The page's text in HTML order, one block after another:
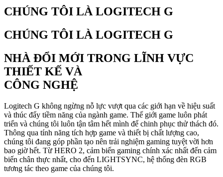
CHÚNG TÔI LÀ LOGITECH G
CHÚNG TÔI LÀ LOGITECH G
NHÀ ĐỔI MỚI TRONG LĨNH VỰC
THIẾT KẾ VÀ
CÔNG NGHỆ
Logitech G không ngừng nỗ lực vượt qua các giới hạn về hiệu suất
và thúc đẩy tiềm năng của ngành game. Thế giới game luôn phát
triển và chúng tôi luôn tận tâm hết mình để chinh phục thử thách đó.
Thông qua tính năng tích hợp game và thiết bị chất lượng cao,
chúng tôi đang góp phần tạo nên trải nghiệm gaming tuyệt vời hơn
bao giờ hết. Từ HERO 2, cảm biến gaming chính xác nhất đến cảm
biến chân thực nhất, cho đến LIGHTSYNC, hệ thống đèn RGB
tương tác theo game của chúng tôi.